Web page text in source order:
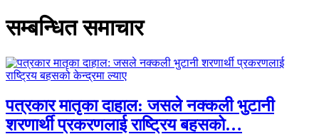
सम्बन्धित समाचार
पत्रकार मातृका दाहाल: जसले नक्कली भुटानी
शरणार्थी प्रकरणलाई राष्ट्रिय बहसको…